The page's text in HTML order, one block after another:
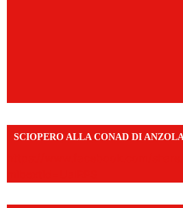
SCIOPERO ALLA CONAD DI